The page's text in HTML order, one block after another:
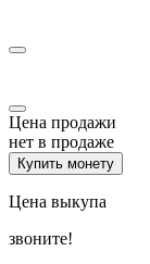
Цена продажи
нет в продаже
Купить монету
Цена выкупа
звоните!